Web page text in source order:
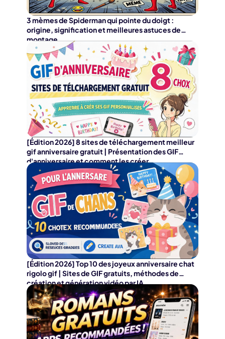
3 mèmes de Spiderman qui pointe du doigt :
origine, signification et meilleures astuces de
montage
[Édition 2026] 8 sites de téléchargement meilleur
gif anniversaire gratuit | Présentation des GIF
d'anniversaire et comment les créer
[Édition 2026] Top 10 des joyeux anniversaire chat
rigolo gif | Sites de GIF gratuits, méthodes de
création et génération vidéo par IA